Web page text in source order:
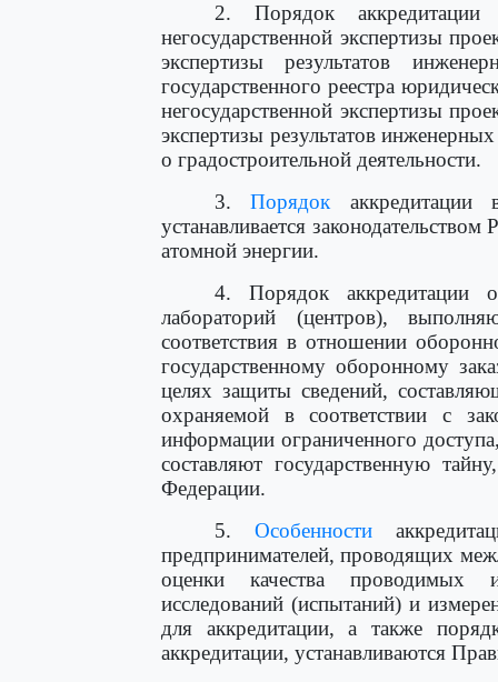
2. Порядок
негосударственной экспертизы
экспертизы результатов
государственного реестра
негосударственной экспертизы
экспертизы результатов
о градостроительной деятельности.
3.Порядок аккредитации
устанавливается
атомной энергии.
4. Порядок аккредитации
лабораторий (центров),
соответствия в отношении
государственному оборонному
целях защиты сведений,
охраняемой в соответствии с
информации ограниченного
составляют государственную
Федерации.
5. Особенности
предпринимателей, проводящих
оценки качества проводимых
исследований (испытаний) и
для аккредитации, а также
аккредитации, устанавливаются